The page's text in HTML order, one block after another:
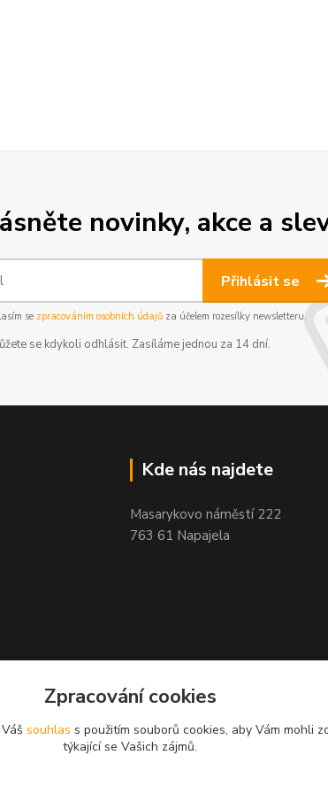
novinky, akce a
Přihlásit se
se zpracováním osobních údajůza účelem rozesílky newsletteru.
se kdykoli odhlásit. Zasíláme jednou za 14 dní.
Kde nás najdete
Masarykovo náměstí 222
763 61 Napajela
Zpracování cookies
souhlas s použitím souborů cookies, aby Vám mohli
týkající se Vašich zájmů.